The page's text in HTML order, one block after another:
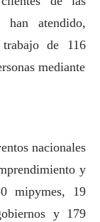
han atendido,
de 116
mediante
nacionales
y
mipymes, 19
y 179